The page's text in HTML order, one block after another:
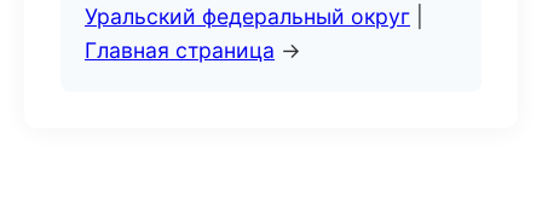
Уральский федеральный округ
Главная страница →